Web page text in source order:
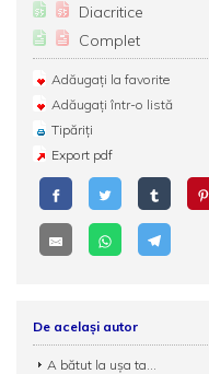
Diacritice
Complet
Adăugați la favorite
Adăugați într-o listă
Tipăriți
Export pdf
De același autor
A bătut la ușa ta...